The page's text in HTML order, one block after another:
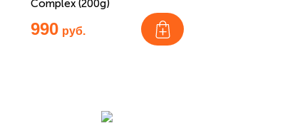
Complex (200g)
990 руб.